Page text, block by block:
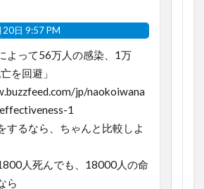
日 9:57 PM
よって56万人の感染、1万
を回避」
jp/naokoiwana
1
するなら、ちゃんと比較しよ
人死んでも、18000人の命
ら